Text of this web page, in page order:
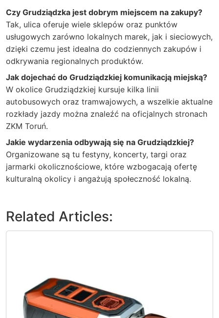
Czy Grudziądzka jest dobrym miejscem na zakupy?
Tak, ulica oferuje wiele sklepów oraz punktów
usługowych zarówno lokalnych marek, jak i sieciowych,
dzięki czemu jest idealna do codziennych zakupów i
odkrywania regionalnych produktów.
Jak dojechać do Grudziądzkiej komunikacją miejską?
W okolice Grudziądzkiej kursuje kilka linii
autobusowych oraz tramwajowych, a wszelkie aktualne
rozkłady jazdy można znaleźć na oficjalnych stronach
ZKM Toruń.
Jakie wydarzenia odbywają się na Grudziądzkiej?
Organizowane są tu festyny, koncerty, targi oraz
jarmarki okolicznościowe, które wzbogacają ofertę
kulturalną okolicy i angażują społeczność lokalną.
Related Articles: